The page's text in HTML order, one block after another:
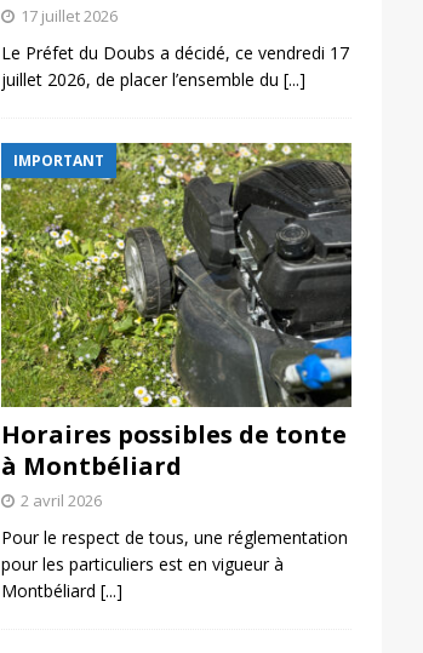
17 juillet 2026
Le Préfet du Doubs a décidé, ce vendredi 17
juillet 2026, de placer l’ensemble du [...]
IMPORTANT
Horaires possibles de tonte
à Montbéliard
2 avril 2026
Pour le respect de tous, une réglementation
pour les particuliers est en vigueur à
Montbéliard [...]